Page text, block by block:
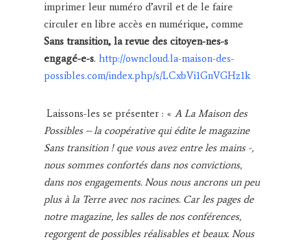
imprimer leur numéro d’avril et de le faire
circuler en libre accès en numérique, comme
Sans transition, la revue des citoyen-nes-s
engagé-e-s. http://owncloud.la-maison-des-
possibles.com/index.php/s/LCxbVi1GnVGHz1k
Laissons-les se présenter : « A La Maison des
Possibles – la coopérative qui édite le magazine
Sans transition ! que vous avez entre les mains -,
nous sommes confortés dans nos convictions,
dans nos engagements. Nous nous ancrons un peu
plus à la Terre avec nos racines. Car les pages de
notre magazine, les salles de nos conférences,
regorgent de possibles réalisables et beaux. Nous